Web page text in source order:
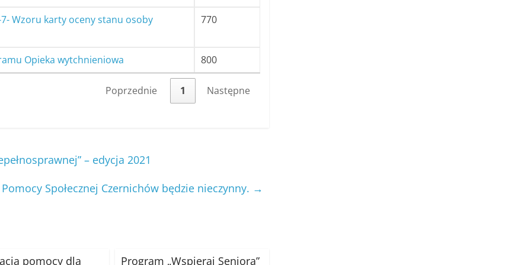
Wzoru karty oceny stanu osoby
770
Opieka wytchnieniowa 800
Poprzednie 1 Następne
– edycja 2021
Społecznej Czernichów będzie nieczynny. →
pomocy dla Program „Wspieraj Seniora”